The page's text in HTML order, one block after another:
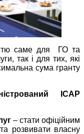
саме для ГО та
так і для тих, які
сума гранту
ІСАР
– стати офіційним
розвивати власну